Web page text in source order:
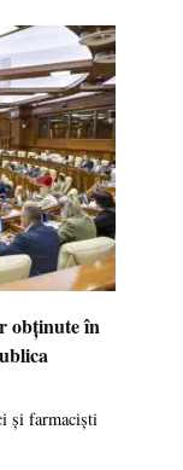
obținute în
și farmaciști